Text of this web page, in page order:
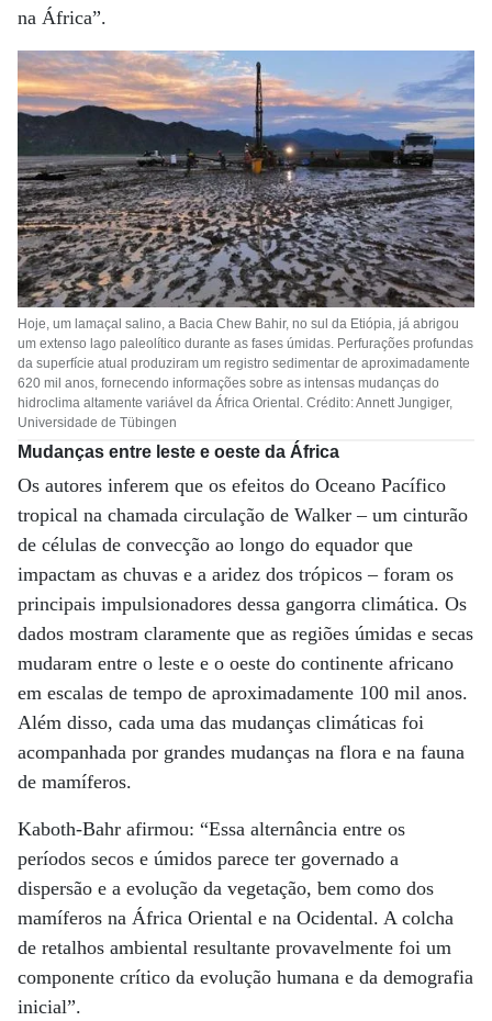
na África”.
Hoje, um lamaçal salino, a Bacia Chew Bahir, no sul da Etiópia, já abrigou
um extenso lago paleolítico durante as fases úmidas. Perfurações profundas
da superfície atual produziram um registro sedimentar de aproximadamente
620 mil anos, fornecendo informações sobre as intensas mudanças do
hidroclima altamente variável da África Oriental. Crédito: Annett Jungiger,
Universidade de Tübingen
Mudanças entre leste e oeste da África
Os autores inferem que os efeitos do Oceano Pacífico
tropical na chamada circulação de Walker – um cinturão
de células de convecção ao longo do equador que
impactam as chuvas e a aridez dos trópicos – foram os
principais impulsionadores dessa gangorra climática. Os
dados mostram claramente que as regiões úmidas e secas
mudaram entre o leste e o oeste do continente africano
em escalas de tempo de aproximadamente 100 mil anos.
Além disso, cada uma das mudanças climáticas foi
acompanhada por grandes mudanças na flora e na fauna
de mamíferos.
Kaboth-Bahr afirmou: “Essa alternância entre os
períodos secos e úmidos parece ter governado a
dispersão e a evolução da vegetação, bem como dos
mamíferos na África Oriental e na Ocidental. A colcha
de retalhos ambiental resultante provavelmente foi um
componente crítico da evolução humana e da demografia
inicial”.